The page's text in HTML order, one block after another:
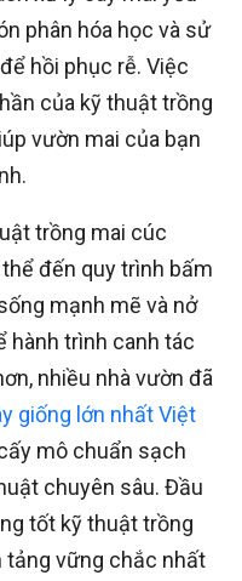
phân hóa học và sử
hồi phục rễ. Việc
của kỹ thuật trồng
vườn mai của bạn
trồng mai cúc
đến quy trình bấm
mạnh mẽ và nở
hành trình canh tác
nhiều nhà vườn đã
giống lớn nhất Việt
mô chuẩn sạch
chuyên sâu. Đầu
tốt kỹ thuật trồng
tảng vững chắc nhất